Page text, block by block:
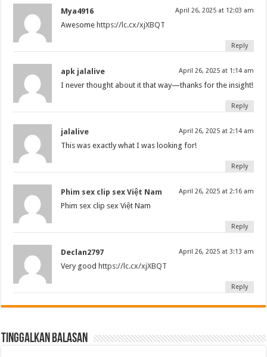
Mya4916 April 26, 2025 at 12:03 am
Awesome https://lc.cx/xjXBQT
Reply
apk jalalive April 26, 2025 at 1:14 am
I never thought about it that way—thanks for the insight!
Reply
jalalive April 26, 2025 at 2:14 am
This was exactly what I was looking for!
Reply
Phim sex clip sex Việt Nam April 26, 2025 at 2:16 am
Phim sex clip sex Việt Nam
Reply
Declan2797 April 26, 2025 at 3:13 am
Very good https://lc.cx/xjXBQT
Reply
Tinggalkan Balasan